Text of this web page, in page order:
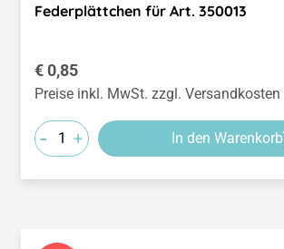
Federplättchen für Art. 350013
Regulärer Preis:
€ 0,85
Preise inkl. MwSt. zzgl. Versandkosten
- + In den Warenkorb